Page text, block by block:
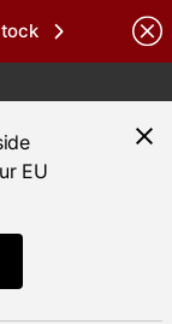
KR
EU